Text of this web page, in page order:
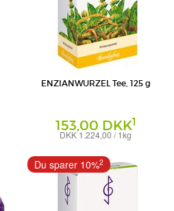
ENZIANWURZEL Tee, 125 g
153,00 DKK1
DKK 1.224,00 / 1kg
Bombastus-Werke AG
Du sparer 10%2